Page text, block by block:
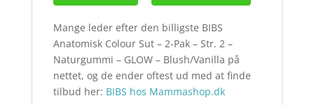
Mange leder efter den billigste BIBS
Anatomisk Colour Sut – 2-Pak – Str. 2 –
Naturgummi – GLOW – Blush/Vanilla på
nettet, og de ender oftest ud med at finde
tilbud her: BIBS hos Mammashop.dk